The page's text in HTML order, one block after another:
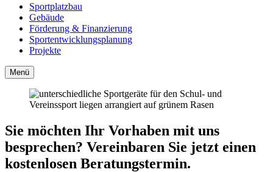
Sportplatzbau
Gebäude
Förderung & Finanzierung
Sportentwicklungsplanung
Projekte
Menü
Sie möchten Ihr Vorhaben mit uns
besprechen? Vereinbaren Sie jetzt einen
kostenlosen Beratungstermin.